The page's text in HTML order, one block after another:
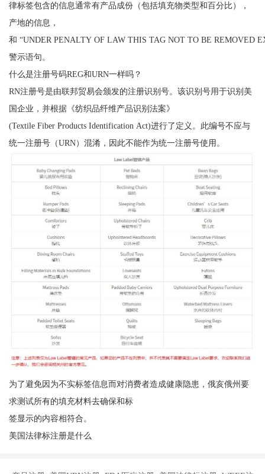
律标签包含的信息通常有产品成份（包括填充物类型和百分比），
产地的信息，
和 “UNDER PENALTY OF LAW THIS TAG NOT TO BE REMOVED
警示语句。
什么是注册号码REG和URN一样吗？
RN注册号是由联邦贸易会颁发的注册识别号。该识别号用于识别美
国企业，并根据《纺织品纤维产品识别法案》
(Textile Fiber Products Identification Act)进行了定义。此编号不应与
统一注册号（URN）混淆，因此不能作为统一注册号使用。
为了避免因为不实标签信息而对消费者造成健康隐患，俄亥俄州要
求测试所有的填充材料去确保和标
签显示的内容相符合。
美国法律标注册是什么